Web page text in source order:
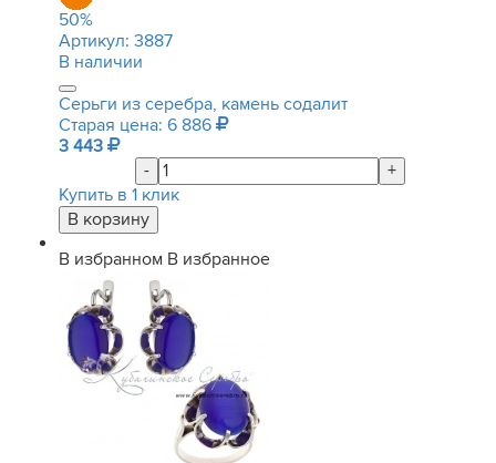
50%
Артикул: 3887
В наличии
Серьги из серебра, камень содалит
Старая цена: 6 886
3 443
-
+
Купить в 1 клик
В избранном В избранное